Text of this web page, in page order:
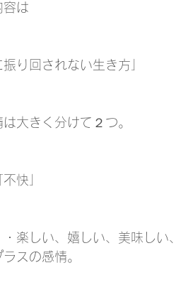
容は
振り回されない生き方」
は大きく分けて２つ。
快」
楽しい、嬉しい、美味しい、
スの感情。